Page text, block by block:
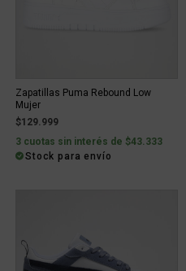
Zapatillas Puma Rebound Low
Mujer
$129.999
3 cuotas sin interés de $43.333
Stock para envío